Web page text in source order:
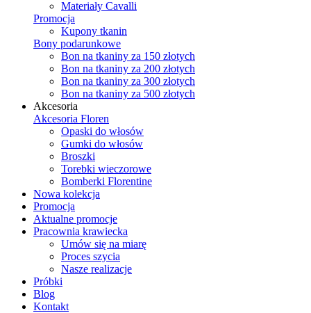
Materiały Cavalli
Promocja
Kupony tkanin
Bony podarunkowe
Bon na tkaniny za 150 złotych
Bon na tkaniny za 200 złotych
Bon na tkaniny za 300 złotych
Bon na tkaniny za 500 złotych
Akcesoria
Akcesoria Floren
Opaski do włosów
Gumki do włosów
Broszki
Torebki wieczorowe
Bomberki Florentine
Nowa kolekcja
Promocja
Aktualne promocje
Pracownia krawiecka
Umów się na miarę
Proces szycia
Nasze realizacje
Próbki
Blog
Kontakt